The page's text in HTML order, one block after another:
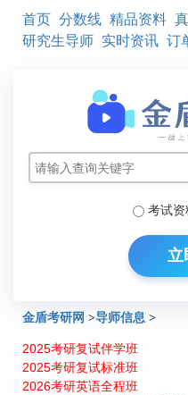
首页 分数线 精品资料
研究生导师 实时资讯 订
考试资
立
金盾考研网 >导师信息 >
北京交通大学管理科学研究生
2025考研复试伴学班
2025考研复试标准班
2026考研英语全程班